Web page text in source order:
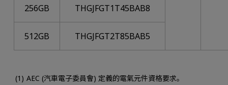
256GB THGJFGT1T45BAB8
512GB THGJFGT2T85BAB5
AEC (汽車電子委員會) 定義的電氣元件資格要求。